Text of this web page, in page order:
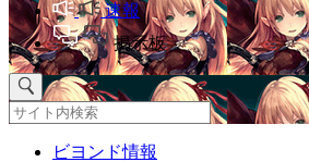
速報
掲示板
ビヨンド情報